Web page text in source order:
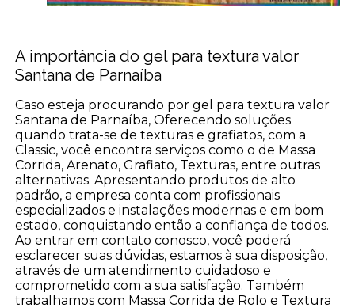
A importância do gel para textura valor
Santana de Parnaíba
Caso esteja procurando por gel para textura valor
Santana de Parnaíba, Oferecendo soluções
quando trata-se de texturas e grafiatos, com a
Classic, você encontra serviços como o de Massa
Corrida, Arenato, Grafiato, Texturas, entre outras
alternativas. Apresentando produtos de alto
padrão, a empresa conta com profissionais
especializados e instalações modernas e em bom
estado, conquistando então a confiança de todos.
Ao entrar em contato conosco, você poderá
esclarecer suas dúvidas, estamos à sua disposição,
através de um atendimento cuidadoso e
comprometido com a sua satisfação. Também
trabalhamos com Massa Corrida de Rolo e Textura